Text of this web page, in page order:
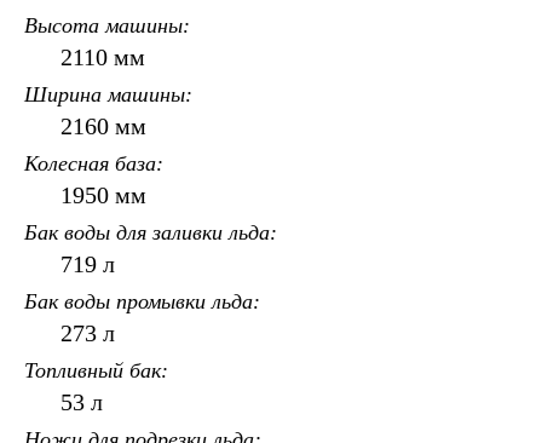
Высота машины
2110 мм
Ширина машины
2160 мм
Колесная база
1950 мм
Бак воды для заливки льда
719 л
Бак воды промывки льда
273 л
Топливный бак
53 л